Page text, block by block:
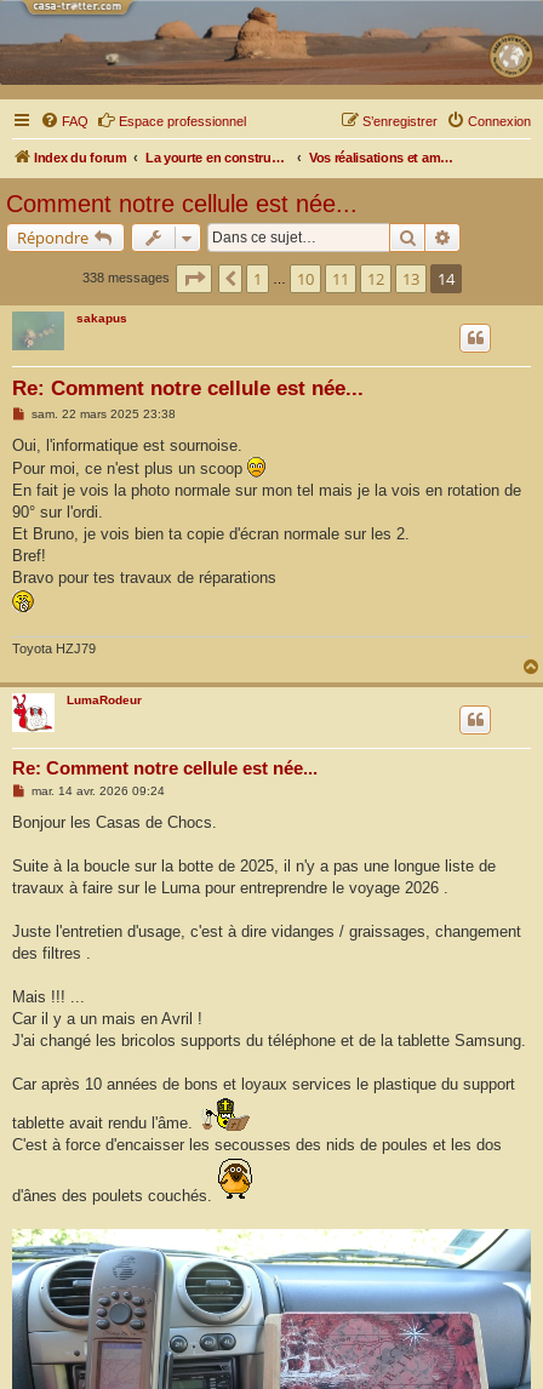
FAQ Espace professionnel Connexion
S’enregistrer
Index du forum La yourte en construction ou en cours de modifications Vos réalisations et aménagements
Comment notre cellule est née...
Répondre Rechercher
338 messages Page 14 sur 14
Précédente
1 10 11 12 13 14
sakapus
Re: Comment notre cellule est née...
M
s
a
g
e
sam. 22 mars 2025 23:38
Oui, l'informatique est sournoise.
Pour moi, ce n'est plus un scoop
En fait je vois la photo normale sur mon tel mais je la vois en rotation de
90° sur l'ordi.
Et Bruno, je vois bien ta copie d'écran normale sur les 2.
Bref!
Bravo pour tes travaux de réparations
Toyota HZJ79
LumaRodeur
Re: Comment notre cellule est née...
M
s
g
mar. 14 avr. 2026 09:24
Bonjour les Casas de Chocs.
Suite à la boucle sur la botte de 2025, il n'y a pas une longue liste de
travaux à faire sur le Luma pour entreprendre le voyage 2026 .
Juste l'entretien d'usage, c'est à dire vidanges / graissages, changement
des filtres .
Mais !!! ...
Car il y a un mais en Avril !
J'ai changé les bricolos supports du téléphone et de la tablette Samsung.
Car après 10 années de bons et loyaux services le plastique du support
tablette avait rendu l'âme.
C'est à force d'encaisser les secousses des nids de poules et les dos
d'ânes des poulets couchés.